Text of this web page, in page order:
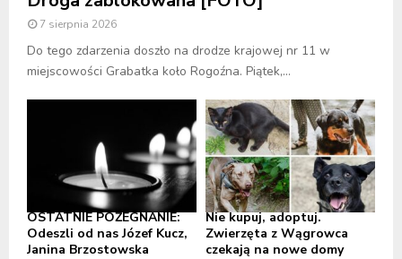
7 sierpnia 2026
Do tego zdarzenia doszło na drodze krajowej nr 11 w
miejscowości Grabatka koło Rogoźna. Piątek,...
OSTATNIE POŻEGNANIE:
Odeszli od nas Józef Kucz,
Janina Brzostowska
Nie kupuj, adoptuj.
Zwierzęta z Wągrowca
czekają na nowe domy